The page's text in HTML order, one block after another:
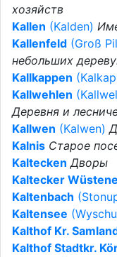
хозяйств
Kallen (Kalden)
Kallenfeld (Groß
небольших
Kallkappen
Kallwehlen
Деревня и
Kallwen (Kalwen)
Kalnis Старое
Kaltecken Дворы
Kaltecker
Kaltenbach
Kaltensee
Kalthof Kr.
Kalthof Stadtkr.